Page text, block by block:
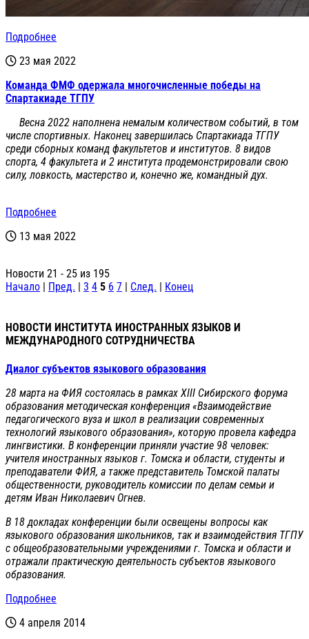
Подробнее
23 мая 2022
Команда ФМФ одержала многочисленные победы на
Спартакиаде ТГПУ
Весна 2022 наполнена немалым количеством событий, в том
числе спортивных. Наконец завершилась Спартакиада ТГПУ
среди сборных команд факультетов и институтов. 8 видов
спорта, 4 факультета и 2 института продемонстрировали свою
силу, ловкость, мастерство и, конечно же, командный дух.
Подробнее
13 мая 2022
Новости 21 - 25 из 195
Начало | Пред. | 3 4 5 6 7 | След. | Конец
НОВОСТИ ИНСТИТУТА ИНОСТРАННЫХ ЯЗЫКОВ И
МЕЖДУНАРОДНОГО СОТРУДНИЧЕСТВА
Диалог субъектов языкового образования
28 марта на ФИЯ состоялась в рамках XIII Сибирского форума
образования методическая конференция «Взаимодействие
педагогического вуза и школ в реализации современных
технологий языкового образования», которую провела кафедра
лингвистики. В конференции приняли участие 98 человек:
учителя иностранных языков г. Томска и области, студенты и
преподаватели ФИЯ, а также представитель Томской палаты
общественности, руководитель комиссии по делам семьи и
детям Иван Николаевич Огнев.
В 18 докладах конференции были освещены вопросы как
языкового образования школьников, так и взаимодействия ТГПУ
с общеобразовательными учреждениями г. Томска и области и
отражали практическую деятельность субъектов языкового
образования.
Подробнее
4 апреля 2014